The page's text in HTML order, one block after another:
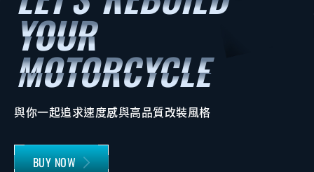
與你一起追求速度感與高品質改裝風格
BUY NOW